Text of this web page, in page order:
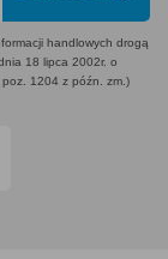
handlowych drogą
18 lipca 2002r. o
poz. 1204 z późn. zm.)